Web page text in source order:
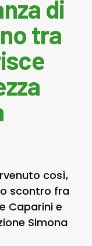
di
tra
così,
scontro fra
Caparini e
Simona